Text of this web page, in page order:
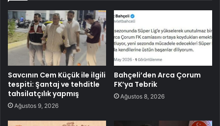
Savcının Cem Küçük ile ilgili
tespiti: Şantaj ve tehditle
tahsilatçılık yapmış
Ağustos 9, 2026
Bahçeli’den Arca Çorum
FK’ya Tebrik
Ağustos 8, 2026